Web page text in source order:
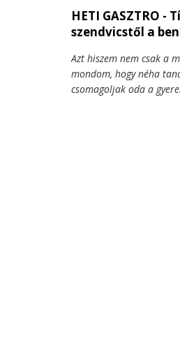
HETI GASZTRO -
szendvicstől a
Azt hiszem nem csak a
mondom, hogy néha
csomagoljak oda a